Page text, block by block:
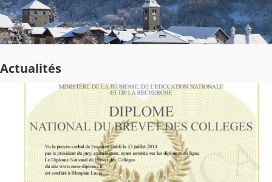
Actualités